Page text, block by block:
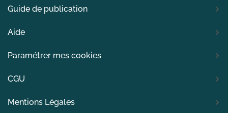
Guide de publication
Aide
Paramétrer mes cookies
CGU
Mentions Légales